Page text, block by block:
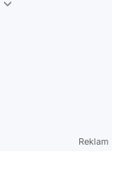
Reklam